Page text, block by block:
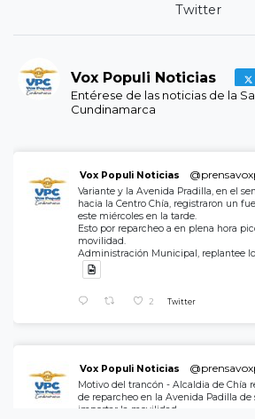
Twitter
Vox Populi Noticias
Entérese de las noticias de la
Cundinamarca
Vox Populi Noticias
Variante y la Avenida Pradilla, en el
hacia la Centro Chía, registraron un
este miércoles en la tarde.
Esto por reparcheo a en plena hora
movilidad.
Administración Municipal, replantee
2 Twitter
Vox Populi Noticias
Motivo del trancón - Alcaldia de Chía
de reparcheo en la Avenida Padilla
importar la movilidad.